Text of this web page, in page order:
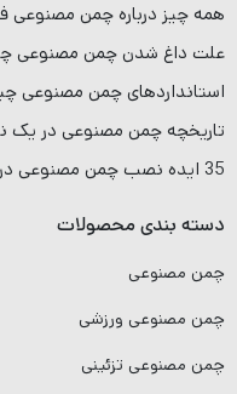
همه چیز درباره چمن مصنوعی
علت داغ شدن چمن مصنوعی
استانداردهای چمن مصنوعی
تاریخچه چمن مصنوعی در یک
35 ایده نصب چمن مصنوعی در مکان های مختلف
دسته بندی محصولات
چمن مصنوعی
چمن مصنوعی ورزشی
چمن مصنوعی تزئینی